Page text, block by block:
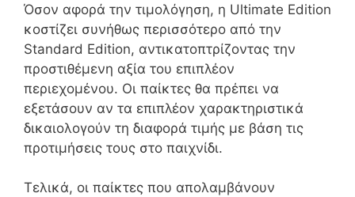
Όσον αφορά την τιμολόγηση, η Ultimate Edition
κοστίζει συνήθως περισσότερο από την
Standard Edition, αντικατοπτρίζοντας την
προστιθέμενη αξία του επιπλέον
περιεχομένου. Οι παίκτες θα πρέπει να
εξετάσουν αν τα επιπλέον χαρακτηριστικά
δικαιολογούν τη διαφορά τιμής με βάση τις
προτιμήσεις τους στο παιχνίδι.
Τελικά, οι παίκτες που απολαμβάνουν